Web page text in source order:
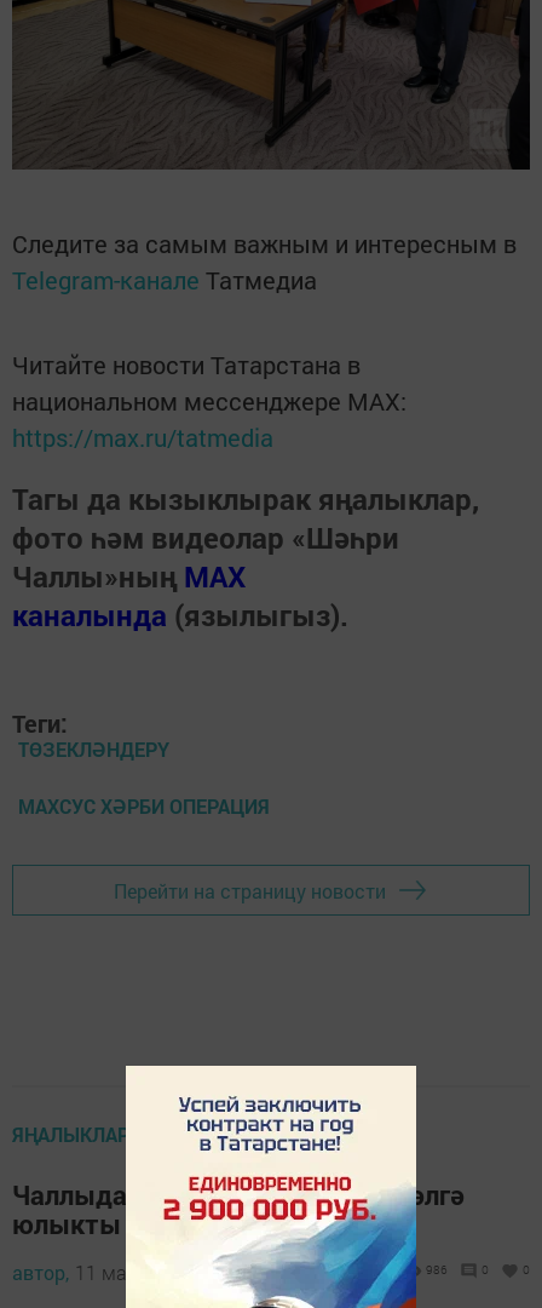
Следите за самым важным и интересным в
Telegram-канале Татмедиа
Читайте новости Татарстана в
национальном мессенджере MАХ:
https://max.ru/tatmedia
Тагы да кызыклырак яңалыклар,
фото һәм видеолар «Шәһри
Чаллы»ның MAX
каналында (язылыгыз).
Теги:
ТӨЗЕКЛӘНДЕРҮ
МАХСУС ХӘРБИ ОПЕРАЦИЯ
Перейти на страницу новости
ЯҢАЛЫКЛАР ТАСМАСЫ
Чаллыда 3 балыкчы күңелсез хәлгә
юлыкты
автор, 11 май 2023 - 15:27 986 0 0